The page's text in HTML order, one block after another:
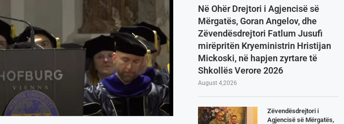
Në Ohër Drejtori i Agjencisë së
Mërgatës, Goran Angelov, dhe
Zëvendësdrejtori Fatlum Jusufi
mirëpritën Kryeministrin Hristijan
Mickoski, në hapjen zyrtare të
Shkollës Verore 2026
August 4,2026
Zëvendësdrejtori i
Agjencisë së Mërgatës,